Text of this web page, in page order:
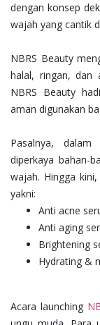
dengan konsep
wajah yang cantik
NBRS Beauty
halal, ringan, dan
NBRS Beauty
aman digunakan
Pasalnya,
diperkaya bahan-
wajah. Hingga
yakni:
Anti acne
Anti aging
Brightening
Hydrating &
Acara launching